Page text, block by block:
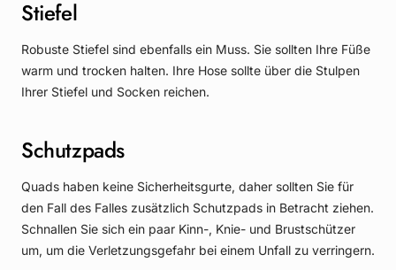
Stiefel
Robuste Stiefel sind ebenfalls ein Muss. Sie sollten Ihre Füße
warm und trocken halten. Ihre Hose sollte über die Stulpen
Ihrer Stiefel und Socken reichen.
Schutzpads
Quads haben keine Sicherheitsgurte, daher sollten Sie für
den Fall des Falles zusätzlich Schutzpads in Betracht ziehen.
Schnallen Sie sich ein paar Kinn-, Knie- und Brustschützer
um, um die Verletzungsgefahr bei einem Unfall zu verringern.